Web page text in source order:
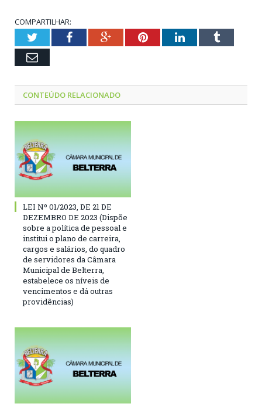
COMPARTILHAR:
TwitterFacebookGoogle+PinterestLinkedInTumblr
Email
CONTEÚDO RELACIONADO
LEI Nº 01/2023, DE 21 DE
DEZEMBRO DE 2023 (Dispõe
sobre a política de pessoal e
institui o plano de carreira,
cargos e salários, do quadro
de servidores da Câmara
Municipal de Belterra,
estabelece os níveis de
vencimentos e dá outras
providências)